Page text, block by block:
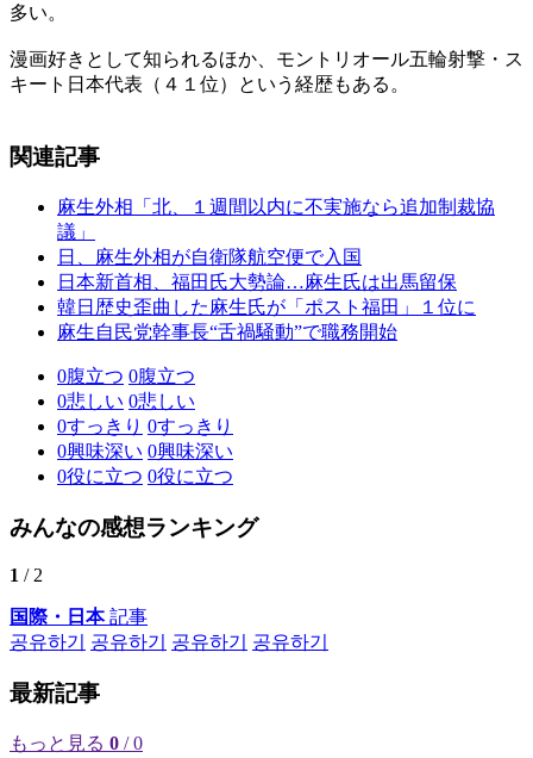
多い。
漫画好きとして知られるほか、モントリオール五輪射撃・ス
キート日本代表（４１位）という経歴もある。
関連記事
麻生外相「北、１週間以内に不実施なら追加制裁協
議」
日、麻生外相が自衛隊航空便で入国
日本新首相、福田氏大勢論…麻生氏は出馬留保
韓日歴史歪曲した麻生氏が「ポスト福田」１位に
麻生自民党幹事長“舌禍騒動”で職務開始
0腹立つ 0腹立つ
0悲しい 0悲しい
0すっきり 0すっきり
0興味深い 0興味深い
0役に立つ 0役に立つ
みんなの感想ランキング
1 / 2
国際・日本記事
공유하기
공유하기 공유하기 공유하기
最新記事
もっと見る 0 / 0